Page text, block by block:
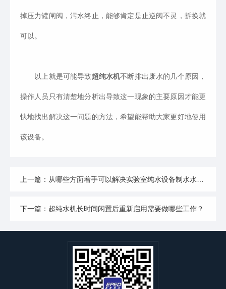
掉压力罐闸阀，污水终止，能够肯定是止逆阀不灵，拆换就
可以。
以上就是可能导致超纯水机不断排出废水的几个原因，
操作人员只有清楚地分析出导致这一现象的主要原因才能更
快地找出解决这一问题的方法，希望能帮助大家更好地使用
该设备。
下一篇：超纯水机长时间闲置后重新启用需要做哪些工作？